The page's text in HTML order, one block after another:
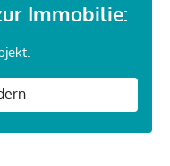
Immobilie: